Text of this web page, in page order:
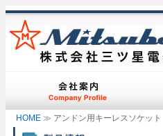
HOME ≫ アンドン用キーレスソケット